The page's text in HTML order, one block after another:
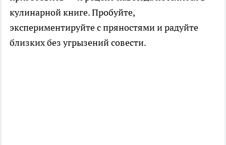
кулинарной книге. Пробуйте,
экспериментируйте с пряностями и радуйте
близких без угрызений совести.